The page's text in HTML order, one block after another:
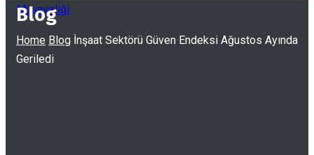
Blog
Home Blog İnşaat Sektörü Güven Endeksi Ağustos Ayında
Geriledi